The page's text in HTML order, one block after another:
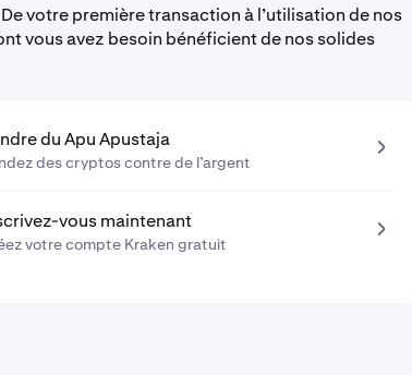
votre première transaction à l’utilisation de nos
vous avez besoin bénéficient de nos solides
du Apu Apustaja
des cryptos contre de l’argent
vous maintenant
votre compte Kraken gratuit